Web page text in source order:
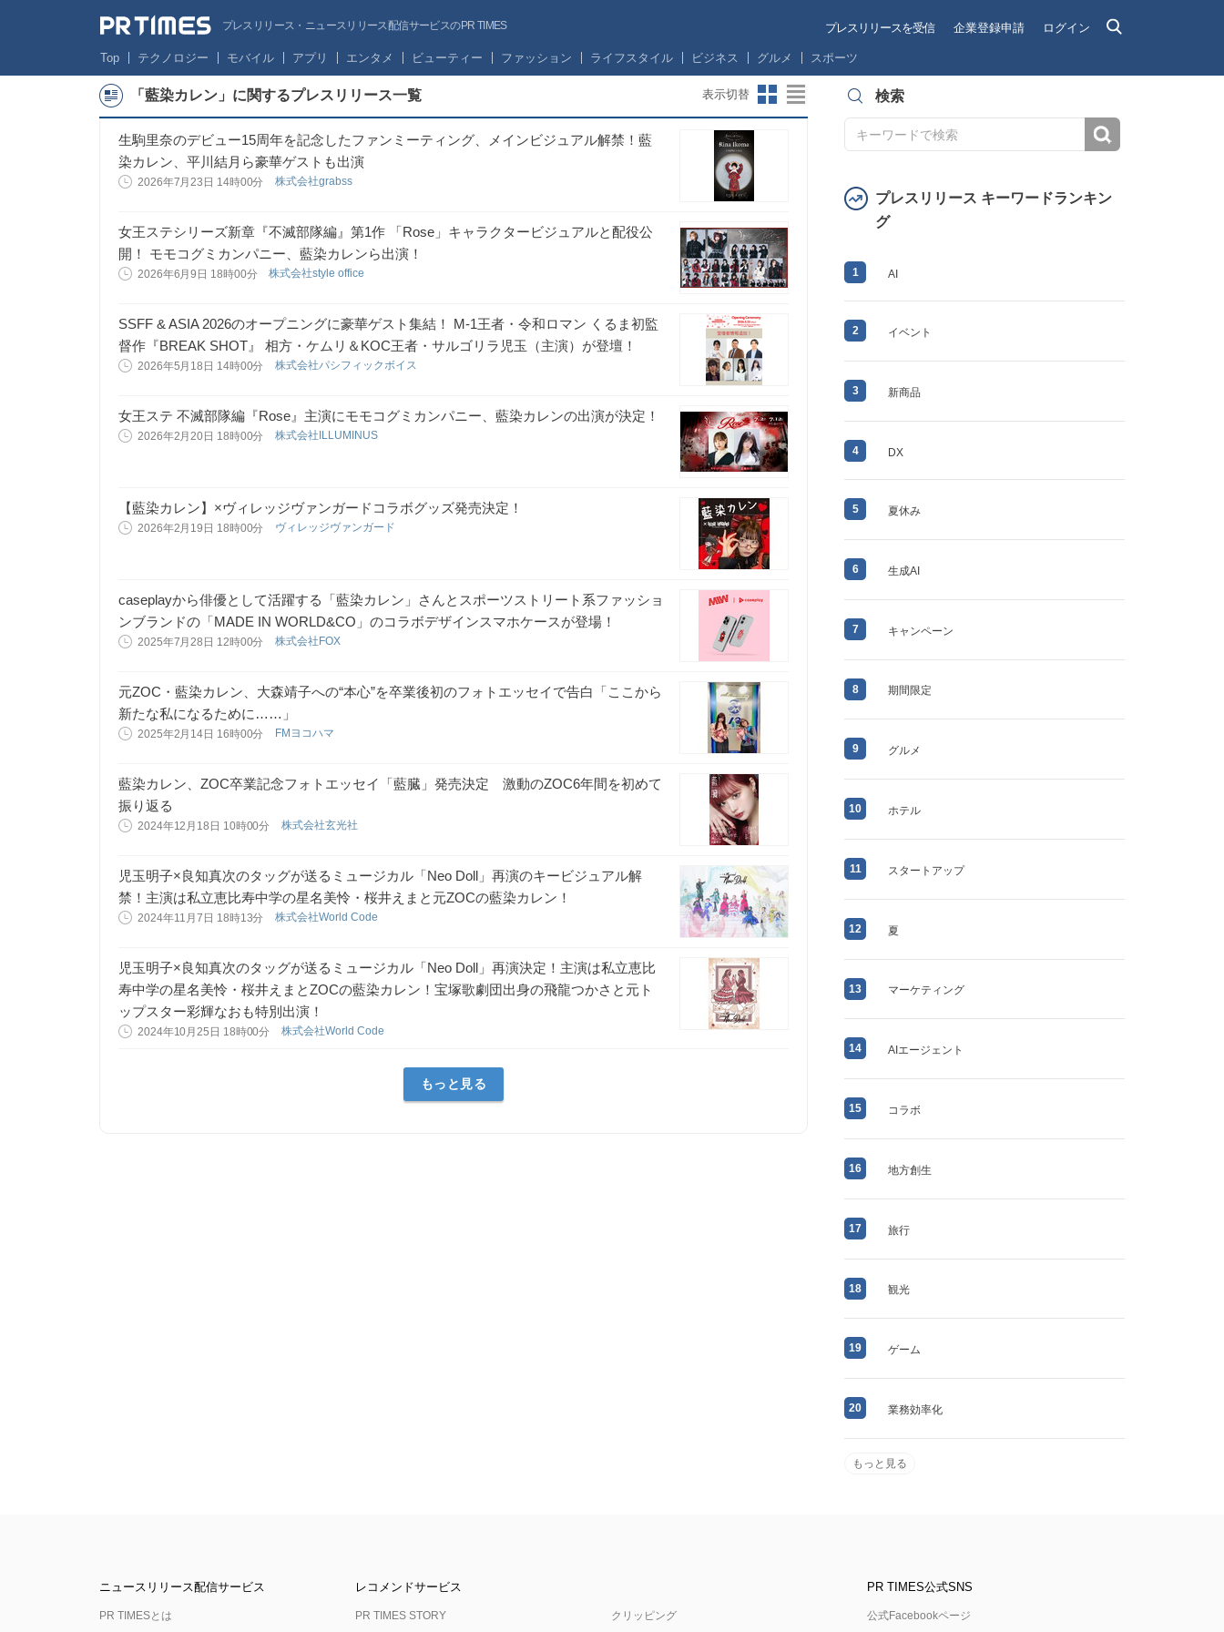
プレスリリース・ニュースリリース配信サービスのPR TIMES プレスリリースを受信 企業登録申請 ログイン
Top テクノロジー モバイル アプリ エンタメ ビューティー ファッション ライフスタイル ビジネス グルメ スポーツ
「藍染カレン」に関するプレスリリース一覧 表示切替
生駒里奈のデビュー15周年を記念したファンミーティング、メインビジュアル解禁！藍
染カレン、平川結月ら豪華ゲストも出演
2026年7月23日 14時00分 株式会社grabss
女王ステシリーズ新章『不滅部隊編』第1作 「Rose」キャラクタービジュアルと配役公
開！ モモコグミカンパニー、藍染カレンら出演！
2026年6月9日 18時00分 株式会社style office
SSFF & ASIA 2026のオープニングに豪華ゲスト集結！ M-1王者・令和ロマン くるま初監
督作『BREAK SHOT』 相方・ケムリ＆KOC王者・サルゴリラ児玉（主演）が登壇！
2026年5月18日 14時00分 株式会社パシフィックボイス
女王ステ 不滅部隊編『Rose』主演にモモコグミカンパニー、藍染カレンの出演が決定！
2026年2月20日 18時00分 株式会社ILLUMINUS
【藍染カレン】×ヴィレッジヴァンガードコラボグッズ発売決定！
2026年2月19日 18時00分 ヴィレッジヴァンガード
caseplayから俳優として活躍する「藍染カレン」さんとスポーツストリート系ファッショ
ンブランドの「MADE IN WORLD&CO」のコラボデザインスマホケースが登場！
2025年7月28日 12時00分 株式会社FOX
元ZOC・藍染カレン、大森靖子への“本心”を卒業後初のフォトエッセイで告白「ここから
新たな私になるために……」
2025年2月14日 16時00分 FMヨコハマ
藍染カレン、ZOC卒業記念フォトエッセイ「藍臓」発売決定 激動のZOC6年間を初めて
振り返る
2024年12月18日 10時00分 株式会社玄光社
児玉明子×良知真次のタッグが送るミュージカル「Neo Doll」再演のキービジュアル解
禁！主演は私立恵比寿中学の星名美怜・桜井えまと元ZOCの藍染カレン！
2024年11月7日 18時13分 株式会社World Code
児玉明子×良知真次のタッグが送るミュージカル「Neo Doll」再演決定！主演は私立恵比
寿中学の星名美怜・桜井えまとZOCの藍染カレン！宝塚歌劇団出身の飛龍つかさと元ト
ップスター彩輝なおも特別出演！
2024年10月25日 18時00分 株式会社World Code
もっと見る
検索
プレスリリース キーワードランキン
グ
1 AI
2 イベント
3 新商品
4 DX
5 夏休み
6 生成AI
7 キャンペーン
8 期間限定
9 グルメ
10 ホテル
11 スタートアップ
12 夏
13 マーケティング
14 AIエージェント
15 コラボ
16 地方創生
17 旅行
18 観光
19 ゲーム
20 業務効率化
もっと見る
ニュースリリース配信サービス
PR TIMESとは
レコメンドサービス
PR TIMES STORY クリッピング
PR TIMES公式SNS
公式Facebookページ